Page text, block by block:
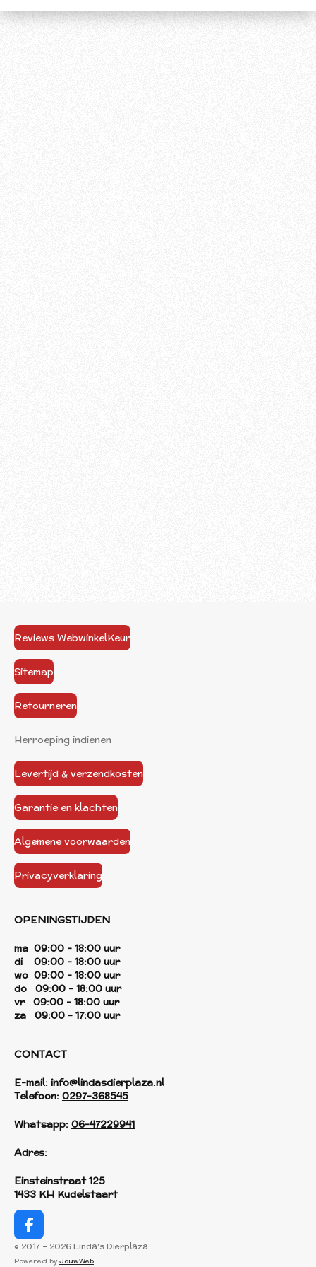
Reviews WebwinkelKeur
Sitemap
Retourneren
Herroeping indienen
Levertijd & verzendkosten
Garantie en klachten
Algemene voorwaarden
Privacyverklaring
OPENINGSTIJDEN
ma 09:00 - 18:00 uur
di 09:00 - 18:00 uur
wo 09:00 - 18:00 uur
do 09:00 - 18:00 uur
vr 09:00 - 18:00 uur
za 09:00 - 17:00 uur
CONTACT
E-mail: info@lindasdierplaza.nl
Telefoon: 0297-368545
Whatsapp: 06-47229941
Adres:
Einsteinstraat 125
1433 KH Kudelstaart
F
a
c
© 2017 - 2026 Linda's Dierplaza
Powered by JouwWeb